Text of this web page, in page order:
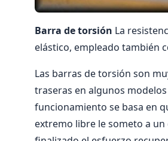
Barra de torsión La
elástico, empleado también
Las barras de torsión son
traseras en algunos
funcionamiento se basa en
extremo libre le someto a